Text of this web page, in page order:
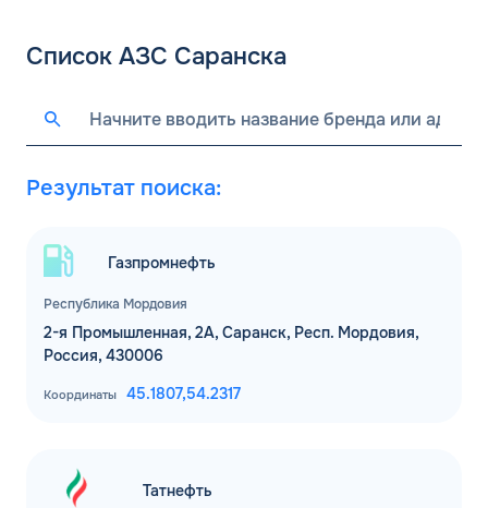
Список АЗС Саранска
Результат поиска:
Республика Мордовия
Газпромнефть
2-я Промышленная, 2А, Саранск, Респ. Мордовия,
Россия, 430006
Координаты 45.1807,54.2317
Татнефть